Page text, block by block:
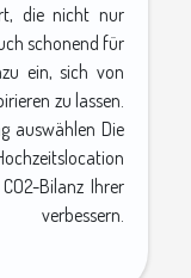
die nicht nur
schonend für
ein, sich von
zu lassen.
auswählen Die
Bilanz Ihrer